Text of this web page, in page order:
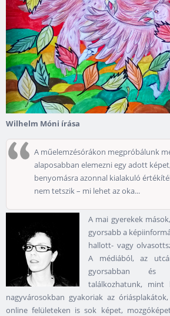
Wilhelm Móni írása
A műelemzésórákon megpróbálunk
alaposabban elemezni egy adott
benyomásra azonnal kialakuló
nem tetszik – mi lehet az oka...
A mai gyerekek
gyorsabb a
hallott- vagy
A médiából, az
gyorsabban és
találkozhatunk, mint
nagyvárosokban gyakoriak az
online felületeken is sok képet,